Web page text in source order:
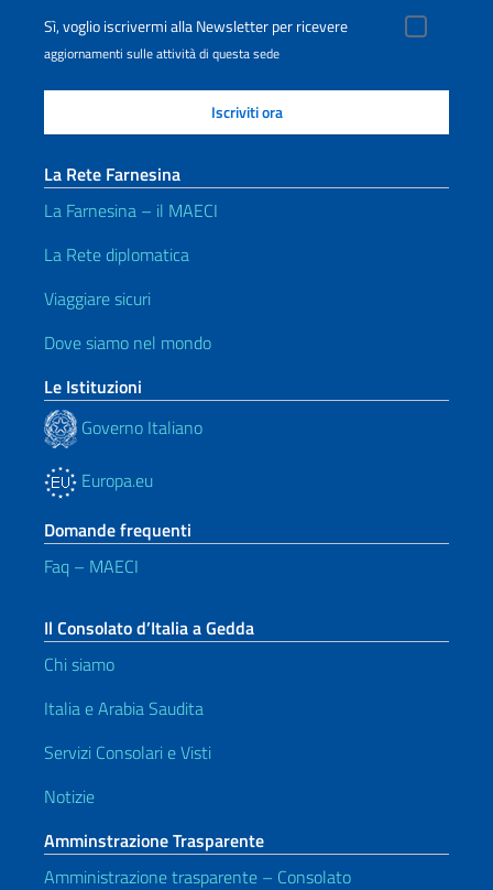
Sì, voglio iscrivermi alla Newsletter per ricevere
aggiornamenti sulle attività di questa sede
La Rete Farnesina
La Farnesina – il MAECI
La Rete diplomatica
Viaggiare sicuri
Dove siamo nel mondo
Le Istituzioni
Governo Italiano
Europa.eu
Domande frequenti
Faq – MAECI
Il Consolato d’Italia a Gedda
Chi siamo
Italia e Arabia Saudita
Servizi Consolari e Visti
Notizie
Amminstrazione Trasparente
Amministrazione trasparente – Consolato